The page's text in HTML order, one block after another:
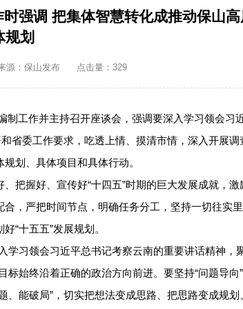
强调 把集体智慧转化成推动保山
规划
源：保山发布 点击量：329
制工作并主持召开座谈会，强调要深入学习领会习
省委工作要求，吃透上情、摸清市情，深入开展
划、具体项目和具体行动。
把握好、宣传好“十四五”时期的巨大发展成就，
，严把时间节点，明确任务分工，坚持一切往实
“十五五”发展规划。
学习领会习近平总书记考察云南的重要讲话精神，
始终沿着正确的政治方向前进。要坚持“问题导向
能破局”，切实把想法变成思路、把思路变成规